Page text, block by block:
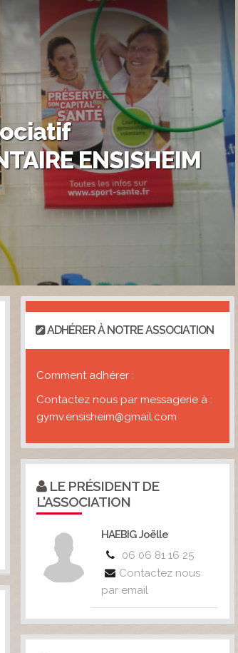
ENSISHEIM
ADHÉRER À NOTRE ASSOCIATION
Comment adhérer :
Contactez nous par messagerie à :
gymv.ensisheim@gmail.com
LE PRÉSIDENT DE
L'ASSOCIATION
HAEBIG Joëlle
06 06 81 16 25
Contactez nous
par email